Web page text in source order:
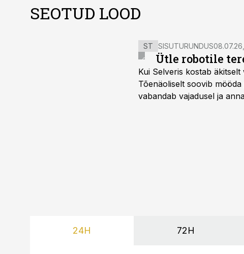
SEOTUD LOOD
ST SISUTURUNDUS
Ütle robotile
Kui Selveris kostab
Tõenäoliselt soovib
vabandab vajadusel ja
24H 72H